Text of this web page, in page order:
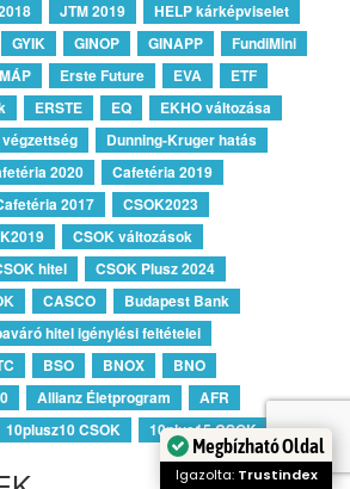
JTM 2019
HELP kárképviselet
GYIK GINOP GINAPP
FundiMini
Erste Future EVA
ETF
ERSTE EQ
EKHO változása
végzettség
Dunning-Kruger hatás
2020
Cafetéria 2019
2017
CSOK2023
CSOK változások
hitel
CSOK Plusz 2024
CASCO
Budapest Bank
hitel igénylési feltételei
BSO BNOX
BNO
Allianz Életprogram
AFR
10plusz10 CSOK 10plus15 CSOK
Megbízható Oldal
Igazolta: Trustindex